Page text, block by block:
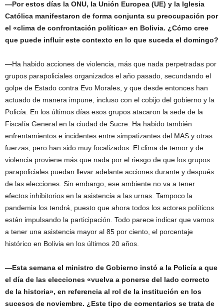
—Por estos días la ONU, la Unión Europea (UE) y la Iglesia
Católica manifestaron de forma conjunta su preocupación por
el «clima de confrontación política» en Bolivia. ¿Cómo cree
que puede influir este contexto en lo que suceda el domingo?
—Ha habido acciones de violencia, más que nada perpetradas por
grupos parapoliciales organizados el año pasado, secundando el
golpe de Estado contra Evo Morales, y que desde entonces han
actuado de manera impune, incluso con el cobijo del gobierno y la
Policía. En los últimos días esos grupos atacaron la sede de la
Fiscalía General en la ciudad de Sucre. Ha habido también
enfrentamientos e incidentes entre simpatizantes del MAS y otras
fuerzas, pero han sido muy focalizados. El clima de temor y de
violencia proviene más que nada por el riesgo de que los grupos
parapoliciales puedan llevar adelante acciones durante y después
de las elecciones. Sin embargo, ese ambiente no va a tener
efectos inhibitorios en la asistencia a las urnas. Tampoco la
pandemia los tendrá, puesto que ahora todos los actores políticos
están impulsando la participación. Todo parece indicar que vamos
a tener una asistencia mayor al 85 por ciento, el porcentaje
histórico en Bolivia en los últimos 20 años.
—Esta semana el ministro de Gobierno instó a la Policía a que
el día de las elecciones «vuelva a ponerse del lado correcto
de la historia», en referencia al rol de la institución en los
sucesos de noviembre. ¿Este tipo de comentarios se trata de